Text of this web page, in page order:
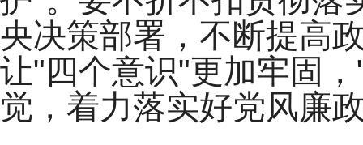
央决策部署，不断提高
让"四个意识"更加牢固
觉，着力落实好党风廉